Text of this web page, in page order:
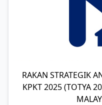
RAKAN STRATEGIK
KPKT 2025 (TOTYA